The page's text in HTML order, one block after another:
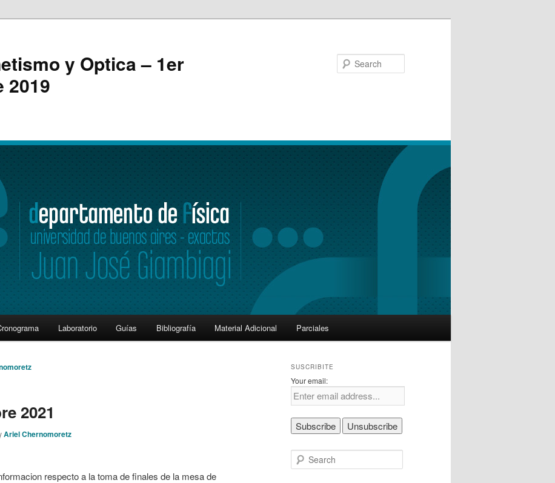
y Optica – 1er
2019
Laboratorio Guías Bibliografía Material Adicional Parciales
2021
Ariel Chernomoretz
respecto a la toma de finales de la mesa de
SUSCRIBITE
Your email:
e